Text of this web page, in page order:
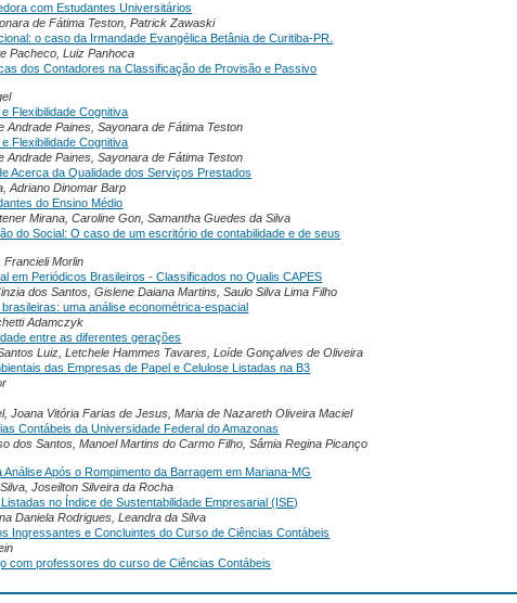
com Estudantes Universitários
de Fátima Teston, Patrick Zawaski
o caso da Irmandade Evangélica Betânia de Curitiba-PR.
Pacheco, Luiz Panhoca
dos Contadores na Classificação de Provisão e Passivo
Flexibilidade Cognitiva
Andrade Paines, Sayonara de Fátima Teston
Flexibilidade Cognitiva
Andrade Paines, Sayonara de Fátima Teston
Acerca da Qualidade dos Serviços Prestados
Adriano Dinomar Barp
do Ensino Médio
Mirana, Caroline Gon, Samantha Guedes da Silva
do Social: O caso de um escritório de contabilidade e de seus
Francieli Morlin
em Periódicos Brasileiros - Classificados no Qualis CAPES
dos Santos, Gislene Daiana Martins, Saulo Silva Lima Filho
uma análise econométrica-espacial
Adamczyk
entre as diferentes gerações
Luiz, Letchele Hammes Tavares, Loíde Gonçalves de Oliveira
das Empresas de Papel e Celulose Listadas na B3
Joana Vitória Farias de Jesus, Maria de Nazareth Oliveira Maciel
Contábeis da Universidade Federal do Amazonas
dos Santos, Manoel Martins do Carmo Filho, Sâmia Regina Picanço
Após o Rompimento da Barragem em Mariana-MG
Joseilton Silveira da Rocha
no Índice de Sustentabilidade Empresarial (ISE)
Daniela Rodrigues, Leandra da Silva
Ingressantes e Concluintes do Curso de Ciências Contábeis
com professores do curso de Ciências Contábeis